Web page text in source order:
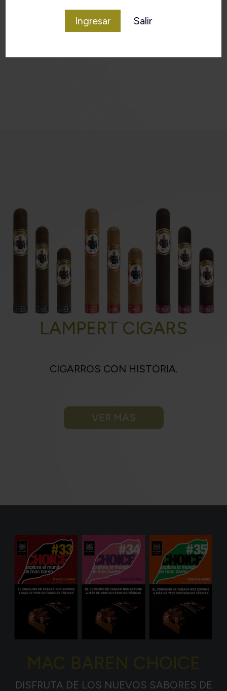
Ingresar Salir
LAMPERT CIGARS
CIGARROS CON HISTORIA.
VER MÁS
DISFRUTA DE LOS NUEVOS SABORES DE